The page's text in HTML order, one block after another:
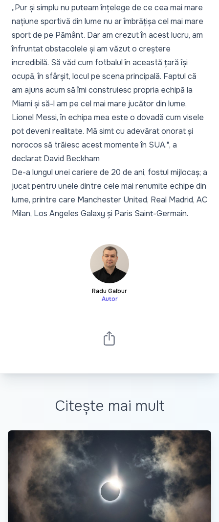
„Pur și simplu nu puteam înțelege de ce cea mai mare
națiune sportivă din lume nu ar îmbrățișa cel mai mare
sport de pe Pământ. Dar am crezut în acest lucru, am
înfruntat obstacolele și am văzut o creștere
incredibilă. Să văd cum fotbalul în această țară își
ocupă, în sfârșit, locul pe scena principală. Faptul că
am ajuns acum să îmi construiesc propria echipă la
Miami și să-l am pe cel mai mare jucător din lume,
Lionel Messi, în echipa mea este o dovadă cum visele
pot deveni realitate. Mă simt cu adevărat onorat și
norocos să trăiesc acest momente în SUA.", a
declarat David Beckham
De-a lungul unei cariere de 20 de ani, fostul mijlocaș; a
jucat pentru unele dintre cele mai renumite echipe din
lume, printre care Manchester United, Real Madrid, AC
Milan, Los Angeles Galaxy și Paris Saint-Germain.
Radu Galbur
Autor
Citește mai mult